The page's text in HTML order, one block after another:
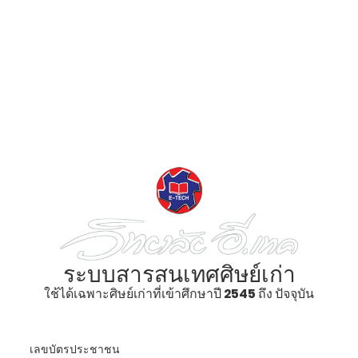
ระบบสารสนเทศศิษย์เก่า
ใช้ได้เฉพาะศิษย์เก่าที่เข้าศึกษาปี 2545 ถึง ปัจจุบัน
เลขบัตรประชาชน